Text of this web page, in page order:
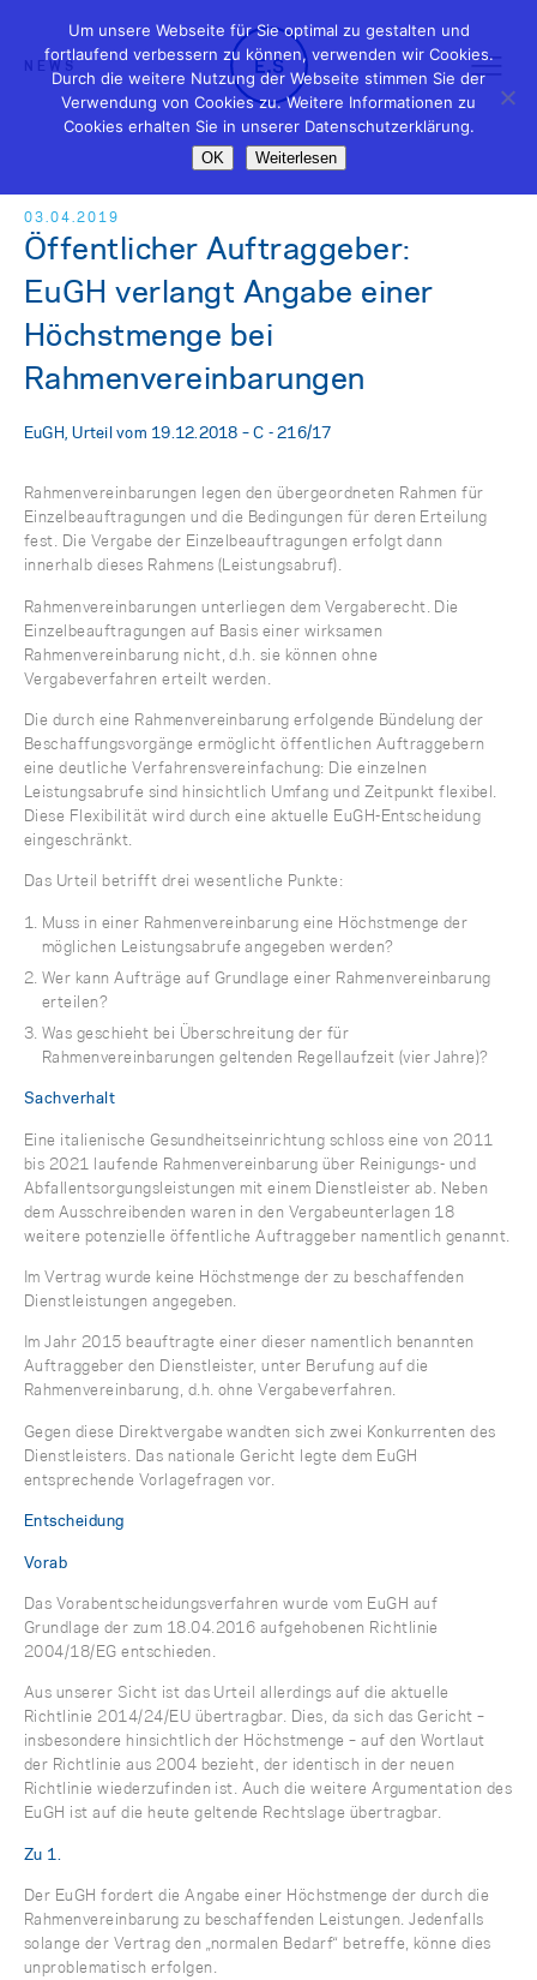
NEWS
03.04.2019
Öffentlicher Auftraggeber:
EuGH verlangt Angabe einer
Höchstmenge bei
Rahmenvereinbarungen
EuGH, Urteil vom 19.12.2018 – C - 216/17
Rahmenvereinbarungen legen den übergeordneten Rahmen für
Einzelbeauftragungen und die Bedingungen für deren Erteilung
fest. Die Vergabe der Einzelbeauftragungen erfolgt dann
innerhalb dieses Rahmens (Leistungsabruf).
Rahmenvereinbarungen unterliegen dem Vergaberecht. Die
Einzelbeauftragungen auf Basis einer wirksamen
Rahmenvereinbarung nicht, d.h. sie können ohne
Vergabeverfahren erteilt werden.
Die durch eine Rahmenvereinbarung erfolgende Bündelung der
Beschaffungsvorgänge ermöglicht öffentlichen Auftraggebern
eine deutliche Verfahrensvereinfachung: Die einzelnen
Leistungsabrufe sind hinsichtlich Umfang und Zeitpunkt flexibel.
Diese Flexibilität wird durch eine aktuelle EuGH-Entscheidung
eingeschränkt.
Das Urteil betrifft drei wesentliche Punkte:
Muss in einer Rahmenvereinbarung eine Höchstmenge der
möglichen Leistungsabrufe angegeben werden?
Wer kann Aufträge auf Grundlage einer Rahmenvereinbarung
erteilen?
Was geschieht bei Überschreitung der für
Rahmenvereinbarungen geltenden Regellaufzeit (vier Jahre)?
Sachverhalt
Eine italienische Gesundheitseinrichtung schloss eine von 2011
bis 2021 laufende Rahmenvereinbarung über Reinigungs- und
Abfallentsorgungsleistungen mit einem Dienstleister ab. Neben
dem Ausschreibenden waren in den Vergabeunterlagen 18
weitere potenzielle öffentliche Auftraggeber namentlich genannt.
Im Vertrag wurde keine Höchstmenge der zu beschaffenden
Dienstleistungen angegeben.
Im Jahr 2015 beauftragte einer dieser namentlich benannten
Auftraggeber den Dienstleister, unter Berufung auf die
Rahmenvereinbarung, d.h. ohne Vergabeverfahren.
Gegen diese Direktvergabe wandten sich zwei Konkurrenten des
Dienstleisters. Das nationale Gericht legte dem EuGH
entsprechende Vorlagefragen vor.
Entscheidung
Vorab
Das Vorabentscheidungsverfahren wurde vom EuGH auf
Grundlage der zum 18.04.2016 aufgehobenen Richtlinie
2004/18/EG entschieden.
Aus unserer Sicht ist das Urteil allerdings auf die aktuelle
Richtlinie 2014/24/EU übertragbar. Dies, da sich das Gericht –
insbesondere hinsichtlich der Höchstmenge – auf den Wortlaut
der Richtlinie aus 2004 bezieht, der identisch in der neuen
Richtlinie wiederzufinden ist. Auch die weitere Argumentation des
EuGH ist auf die heute geltende Rechtslage übertragbar.
Zu 1.
Der EuGH fordert die Angabe einer Höchstmenge der durch die
Rahmenvereinbarung zu beschaffenden Leistungen. Jedenfalls
solange der Vertrag den „normalen Bedarf“ betreffe, könne dies
unproblematisch erfolgen.
Um unsere Webseite für Sie optimal zu gestalten und
fortlaufend verbessern zu können, verwenden wir Cookies.
Durch die weitere Nutzung der Webseite stimmen Sie der
Verwendung von Cookies zu. Weitere Informationen zu
Cookies erhalten Sie in unserer Datenschutzerklärung.
OK Weiterlesen